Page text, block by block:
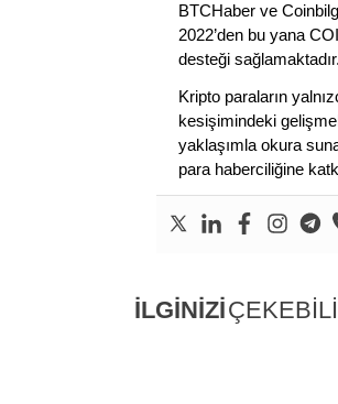
BTCHaber ve
2022’den bu yana
desteği sağlamaktadır.
Kripto paraların
kesişimindeki
yaklaşımla okura
para haberciliğine
İLGİNİZİ